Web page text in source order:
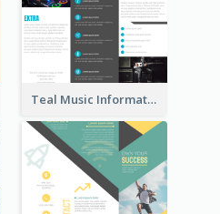
Teal Music Informational Tri Fold Brochure